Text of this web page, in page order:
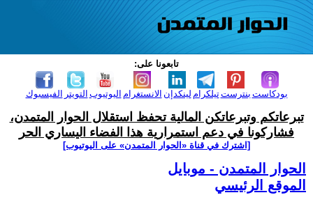
تابعونا على:
الفيسبوك التويتر اليوتيوب الانستغرام لينكدإن تيلكرامبنترست بودكاست
تبرعاتكم وتبرعاتكن المالية تحفظ استقلال الحوار المتمدن،
فشاركونا في دعم استمرارية هذا الفضاء اليساري الحر
[اشترك في قناة ‫«الحوار المتمدن» على اليوتيوب]
الحوار المتمدن - موبايل
الموقع الرئيسي